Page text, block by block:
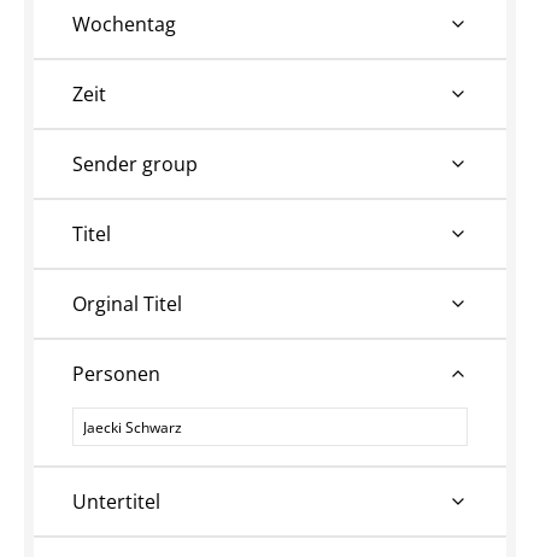
Wochentag
Zeit
Sender group
Titel
Orginal Titel
Personen
Personen
Untertitel